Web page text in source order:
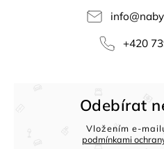
info@
+420
Odebírat
Vložením e-
podmínkami